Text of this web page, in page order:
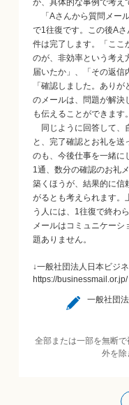
か、具体的な事例で考え
「Aさんから質問メー
で1往復です。この後A
件は完了します。「ここ
のが、非効率という考え
届いたか」、「その返信
「確認しました。あり
のメールは、問題が解決
も伝えることができます。
同じように回答して、
と、完了確認とお礼を
のも、今後仕事を一緒に
1通、数分の確認のお礼
築くほうが、結果的に信
がるとも考えられます。
う人には、1往復で終わ
メールはコミュニケーシ
題ありません。
↓一般社団法人日本ビジ
https://businessmail.or.jp/
一般社団
全部または一部を無断
外を除